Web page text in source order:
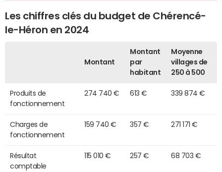
Les chiffres clés du budget de Chérencé-
le-Héron en 2024
Montant
Montant
par
habitant
Moyenne
villages de
250 à 500
Produits de
fonctionnement
274 740 € 613 € 339 874 €
Charges de
fonctionnement
159 740 € 357 € 271 171 €
Résultat
comptable
115 010 € 257 € 68 703 €